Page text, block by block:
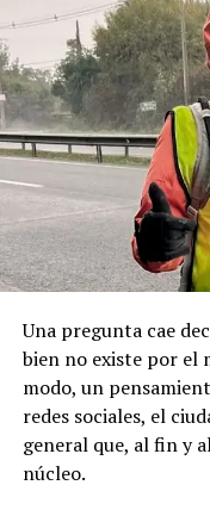
autoridad y
locales,
Pese a la gravedad
registraron
sanciones políticas
permanente y se
geopolítica que es
Recordemos que el
la Toma de
el capitán Juan
Goleta de Guerra
de estas tierras
nacional
Una pregunta cae
bien no existe por el
modo, un
redes sociales, el
general que, al fin y
núcleo.